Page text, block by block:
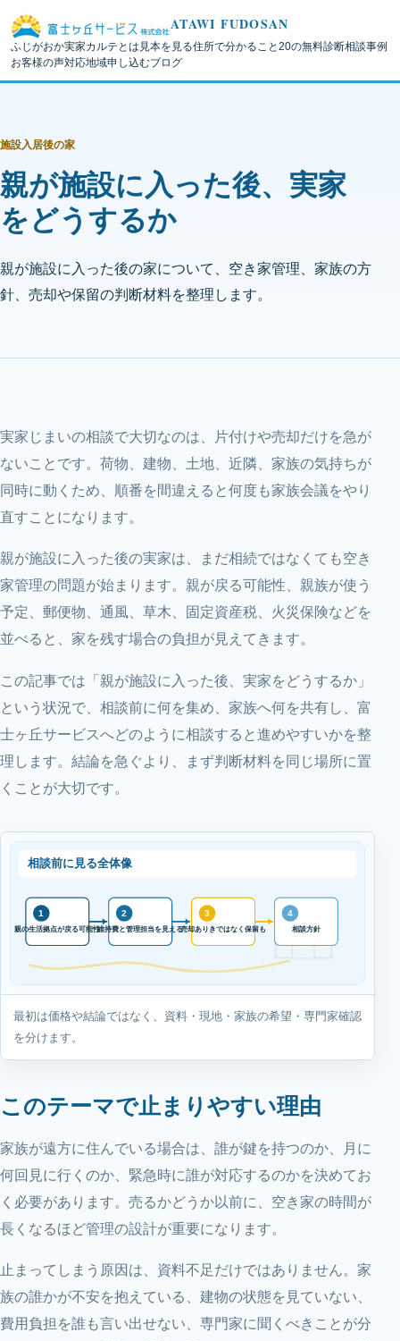
ATAWI FUDOSAN
ふじがおか実家カルテとは 見本を見る住所で分かること 20の無料診断相談事例
お客様の声対応地域申し込むブログ
施設入居後の家
親が施設に入った後、実家
をどうするか
親が施設に入った後の家について、空き家管理、家族の方
針、売却や保留の判断材料を整理します。
実家じまいの相談で大切なのは、片付けや売却だけを急が
ないことです。荷物、建物、土地、近隣、家族の気持ちが
同時に動くため、順番を間違えると何度も家族会議をやり
直すことになります。
親が施設に入った後の実家は、まだ相続ではなくても空き
家管理の問題が始まります。親が戻る可能性、親族が使う
予定、郵便物、通風、草木、固定資産税、火災保険などを
並べると、家を残す場合の負担が見えてきます。
この記事では「親が施設に入った後、実家をどうするか」
という状況で、相談前に何を集め、家族へ何を共有し、富
士ヶ丘サービスへどのように相談すると進めやすいかを整
理します。結論を急ぐより、まず判断材料を同じ場所に置
くことが大切です。
相談前に見る全体像
1
親の生活拠点が戻る可能性
2
維持費と管理担当を見える
3
売却ありきではなく保留も
4
相談方針
最初は価格や結論ではなく、資料・現地・家族の希望・専門家確認
を分けます。
このテーマで止まりやすい理由
家族が遠方に住んでいる場合は、誰が鍵を持つのか、月に
何回見に行くのか、緊急時に誰が対応するのかを決めてお
く必要があります。売るかどうか以前に、空き家の時間が
長くなるほど管理の設計が重要になります。
止まってしまう原因は、資料不足だけではありません。家
族の誰かが不安を抱えている、建物の状態を見ていない、
費用負担を誰も言い出せない、専門家に聞くべきことが分